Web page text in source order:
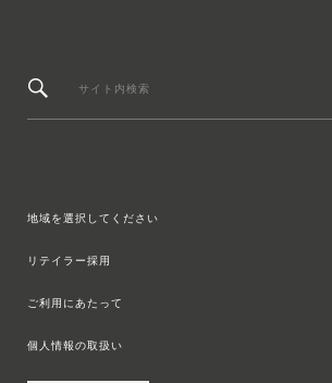
サイト内検索
地域を選択してください
リテイラー採用
ご利用にあたって
個人情報の取扱い